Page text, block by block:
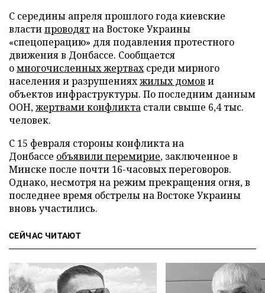
С середины апреля прошлого года киевские
властипроводятна Востоке Украины
«спецоперацию» для подавления протестного
движения в Донбассе. Сообщается
омногочисленных жертвахсреди мирного
населения и разрушенияхжилых домов и
объектов инфраструктуры. По последним данным
ООН,жертвами конфликта стали свыше 6,4 тыс.
человек.
С 15 февраля стороны конфликта на
Донбассе объявили перемирие, заключенное в
Минске после почти 16-часовых переговоров.
Однако, несмотря на режим прекращения огня, в
последнее время обстрелы на Востоке Украины
вновь участились.
СЕЙЧАС ЧИТАЮТ